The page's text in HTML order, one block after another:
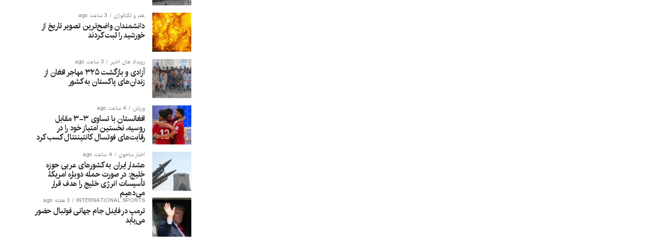
علم و تکنالوژی 3 ساعت ago
دانشمندان واضح‌ترین تصویر تاریخ از
خورشید را ثبت کردند
رویداد های اخیر 3 ساعت ago
آزادی و بازگشت ۳۲۵ مهاجر افغان از
زندان‌های پاکستان به کشور
ورزش 4 ساعت ago
افغانستان با تساوی ۳-۳ مقابل
روسیه، نخستین امتیاز خود را در
رقابت‌های فوتسال کانتیننتال کسب کرد
اخبار ساحوی 4 ساعت ago
هشدار ایران به کشورهای عربی حوزه
خلیج: در صورت حمله دوباره امریکا،
تأسیسات انرژی خلیج را هدف قرار
می‌دهیم
INTERNATIONAL SPORTS 3 هفته ago
ترمپ در فاینل جام جهانی فوتبال حضور
می‌یابد